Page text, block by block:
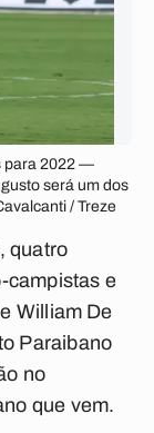
para 2022 —
será um dos
/ Treze
quatro
campistas e
William De
Paraibano
no
que vem.